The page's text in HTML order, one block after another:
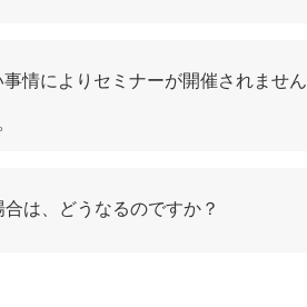
情によりセミナーが開催されません
は、どうなるのですか？